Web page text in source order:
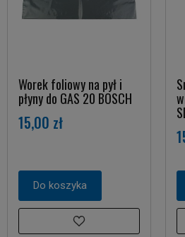
Worek foliowy na pył i
płyny do GAS 20 BOSCH
15,00 zł
Do koszyka